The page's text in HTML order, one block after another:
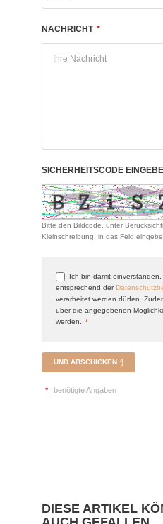
NACHRICHT *
SICHERHEITSCODE
Bitte den Bildcode, unter
Kleinschreibung, in das Feld
Ich bin damit
entsprechend der
verarbeitet werden dürfen.
über die angegebenen
werden.
*
UND ABSCHICKEN :)
* benötigte Angaben
DIESE ARTIKEL